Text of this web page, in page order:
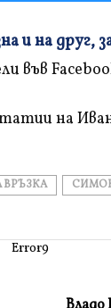
и на друг,
на
Error9